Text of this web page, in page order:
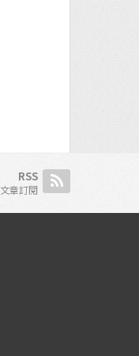
RSS
文章訂閱